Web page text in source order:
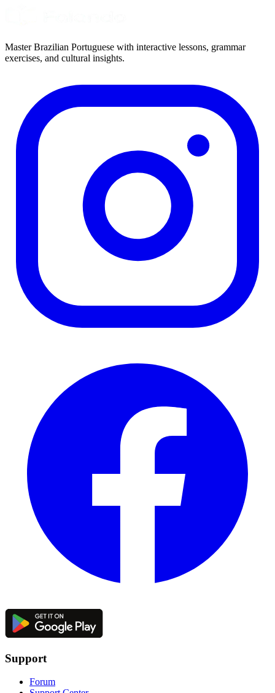
Master Brazilian Portuguese with interactive lessons, grammar
exercises, and cultural insights.
Support
Forum